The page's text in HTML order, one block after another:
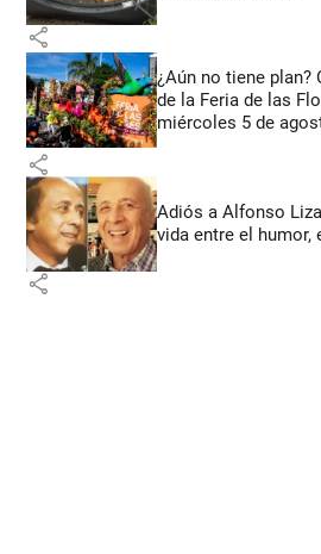
share
¿Aún no tiene
de la Feria de las
miércoles 5 de
share
Adiós a Alfonso
vida entre el humor,
share